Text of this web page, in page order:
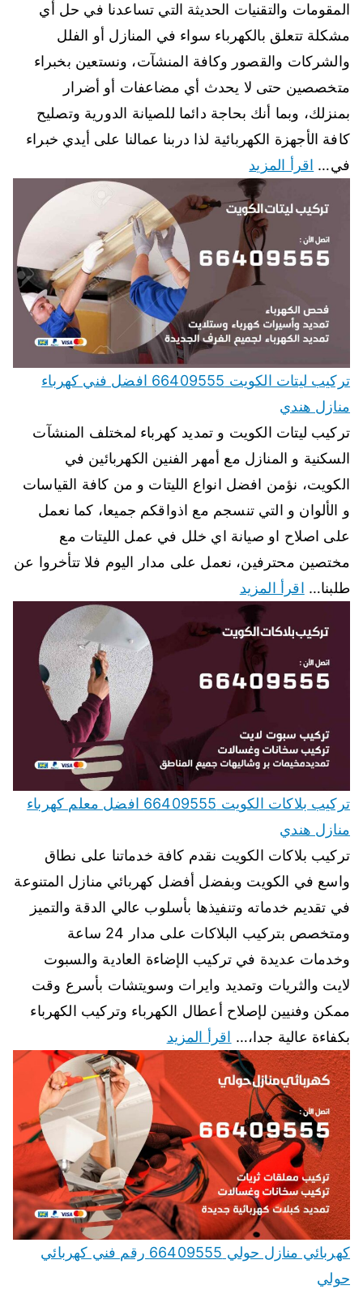
المقومات والتقنيات الحديثة التي تساعدنا في حل أي
مشكلة تتعلق بالكهرباء سواء في المنازل أو الفلل
والشركات والقصور وكافة المنشآت، ونستعين بخبراء
متخصصين حتى لا يحدث أي مضاعفات أو أضرار
بمنزلك، وبما أنك بحاجة دائما للصيانة الدورية وتصليح
كافة الأجهزة الكهربائية لذا دربنا عمالنا على أيدي خبراء
في… اقرأ المزيد
تركيب ليتات الكويت 66409555 افضل فني كهرباء
منازل هندي
تركيب ليتات الكويت و تمديد كهرباء لمختلف المنشآت
السكنية و المنازل مع أمهر الفنين الكهربائين في
الكويت، نؤمن افضل انواع الليتات و من كافة القياسات
و الألوان و التي تنسجم مع اذواقكم جميعا، كما نعمل
على اصلاح او صيانة اي خلل في عمل الليتات مع
مختصين محترفين، نعمل على مدار اليوم فلا تتأخروا عن
طلبنا… اقرأ المزيد
تركيب بلاكات الكويت 66409555 افضل معلم كهرباء
منازل هندي
تركيب بلاكات الكويت نقدم كافة خدماتنا على نطاق
واسع في الكويت وبفضل أفضل كهربائي منازل المتنوعة
في تقديم خدماته وتنفيذها بأسلوب عالي الدقة والتميز
ومتخصص بتركيب البلاكات على مدار 24 ساعة
وخدمات عديدة في تركيب الإضاءة العادية والسبوت
لايت والثريات وتمديد وايرات وسويتشات بأسرع وقت
ممكن وفنيين لإصلاح أعطال الكهرباء وتركيب الكهرباء
بكفاءة عالية جدا،… اقرأ المزيد
كهربائي منازل حولي 66409555 رقم فني كهربائي
حولي